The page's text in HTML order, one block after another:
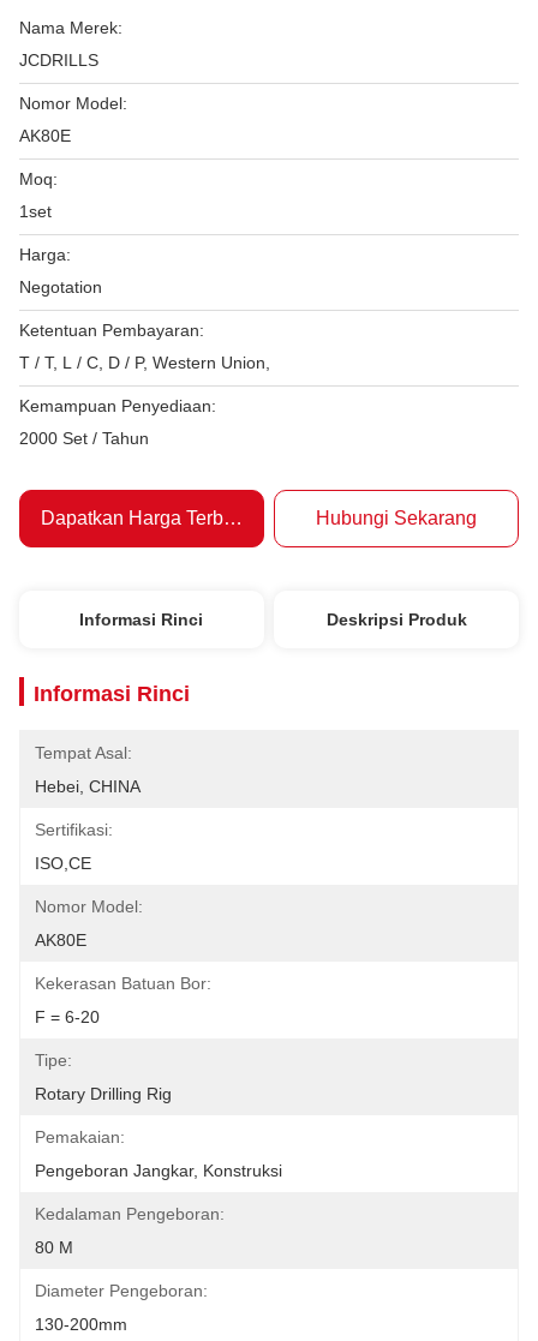
Nama Merek:
JCDRILLS
Nomor Model:
AK80E
Moq:
1set
Harga:
Negotation
Ketentuan Pembayaran:
T / T, L / C, D / P, Western Union,
Kemampuan Penyediaan:
2000 Set / Tahun
Dapatkan Harga Terbaik Hubungi Sekarang
Informasi Rinci Deskripsi Produk
Informasi Rinci
Tempat Asal:
Hebei, CHINA
Sertifikasi:
ISO,CE
Nomor Model:
AK80E
Kekerasan Batuan Bor:
F = 6-20
Tipe:
Rotary Drilling Rig
Pemakaian:
Pengeboran Jangkar, Konstruksi
Kedalaman Pengeboran:
80 M
Diameter Pengeboran:
130-200mm